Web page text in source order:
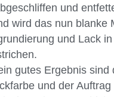
und
wird das nun blanke
und Lack
gutes Ergebnis sind
und der Auftrag